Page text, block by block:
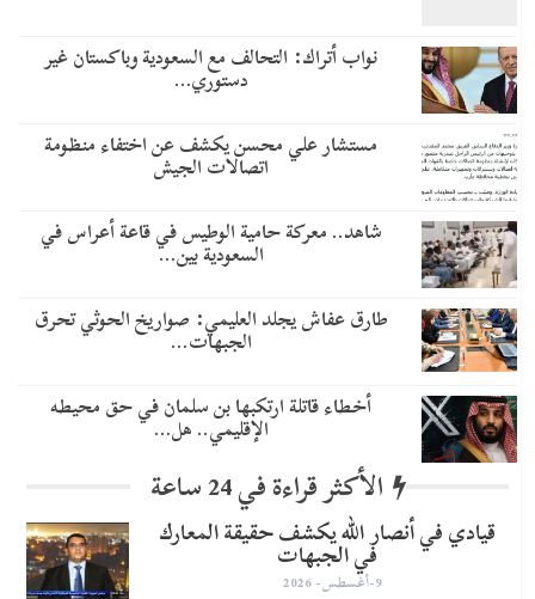
نواب أتراك: التحالف مع السعودية وباكستان غير
دستوري…
مستشار علي محسن يكشف عن اختفاء منظومة
اتصالات الجيش
شاهد.. معركة حامية الوطيس في قاعة أعراس في
السعودية بين…
طارق عفاش يجلد العليمي: صواريخ الحوثي تحرق
الجبهات…
أخطاء قاتلة ارتكبها بن سلمان في حق محيطه
الإقليمي.. هل…
الأكثر قراءة في 24 ساعة
قيادي في أنصار الله يكشف حقيقة المعارك
في الجبهات
9-أغسطس- 2026